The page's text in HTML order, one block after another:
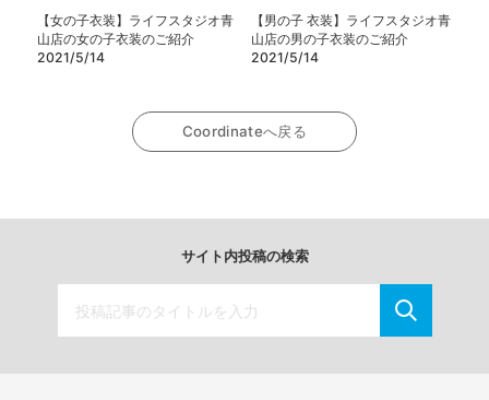
【女の子衣装】ライフスタジオ青
山店の女の子衣装のご紹介
2021/5/14
【男の子 衣装】ライフスタジオ青
山店の男の子衣装のご紹介
2021/5/14
Coordinateへ戻る
サイト内投稿の検索